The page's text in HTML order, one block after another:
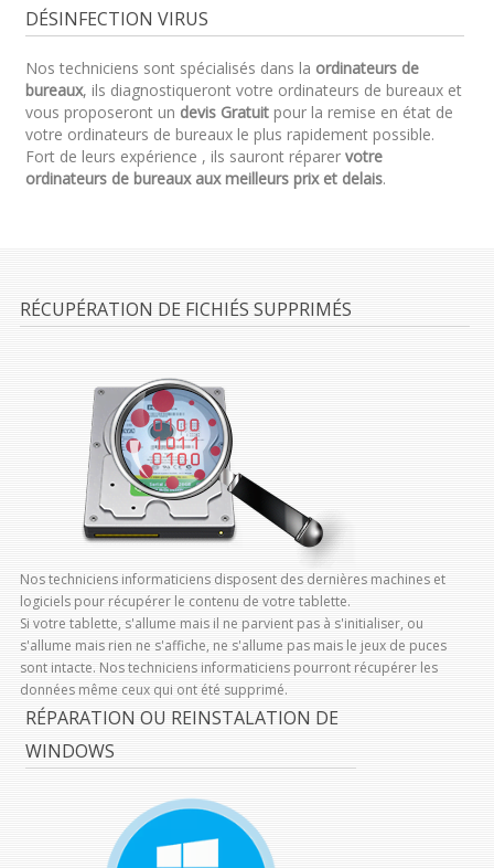
DÉSINFECTION VIRUS
Nos techniciens sont spécialisés dans la ordinateurs de
bureaux, ils diagnostiqueront votre ordinateurs de bureaux et
vous proposeront un devis Gratuitpour la remise en état de
votre ordinateurs de bureaux le plus rapidement possible.
Fort de leurs expérience , ils sauront réparer votre
ordinateurs de bureaux aux meilleurs prix et delais.
RÉCUPÉRATION DE FICHIÉS SUPPRIMÉS
Nos techniciens informaticiens disposent des dernières machines et
logiciels pour récupérer le contenu de votre tablette.
Si votre tablette, s'allume mais il ne parvient pas à s'initialiser, ou
s'allume mais rien ne s'affiche, ne s'allume pas mais le jeux de puces
sont intacte. Nos techniciens informaticiens pourront récupérer les
données même ceux qui ont été supprimé.
RÉPARATION OU REINSTALATION DE
WINDOWS